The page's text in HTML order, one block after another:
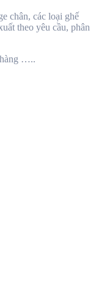
chân, các loại ghế
theo yêu cầu, phân
…..